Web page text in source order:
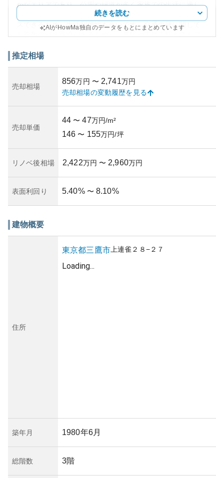
かなエリアであり、公園や緑道が多く家族での生活に適し
ています。また、複数の商業エリアにも徒歩圏内でアクセ
スできるため、生活利便性も高いです。交通の便に関して
**外観について**は、築年数による経年を多少感じる部分は
と安定した需要があり、長期的には評価を維持する傾向が
あります。ただし、東京23区外であり、新築の供給が少な
い点は一考の必要があります。
共用設備の改修需要が懸念されます。また、都市計画の変
遷や周辺環境の変化に伴う資産価値の動向についても注視
となります。
続きを読む
AIがHowMa独自のデータをもとにまとめています
推定相場
売却相場
856万円 〜 2,741万円
売却相場の変動履歴を見る
売却単価
44 〜 47万円/m²
146 〜 155万円/坪
リノベ後相場 2,422万円 〜 2,960万円
表面利回り 5.40% 〜 8.10%
建物概要
住所
東京都三鷹市上連雀 ２８−２７
Loading...
築年月 1980年6月
総階数 3階